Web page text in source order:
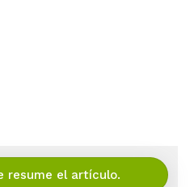
resume el artículo.